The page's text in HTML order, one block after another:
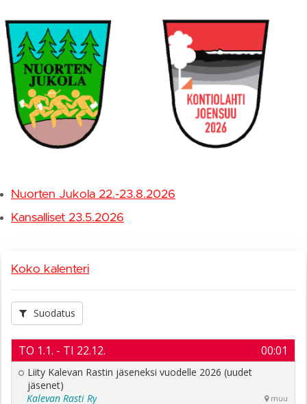
Nuorten Jukola 22.-23.8.2026
Kansalliset 23.5.2026
Koko kalenteri